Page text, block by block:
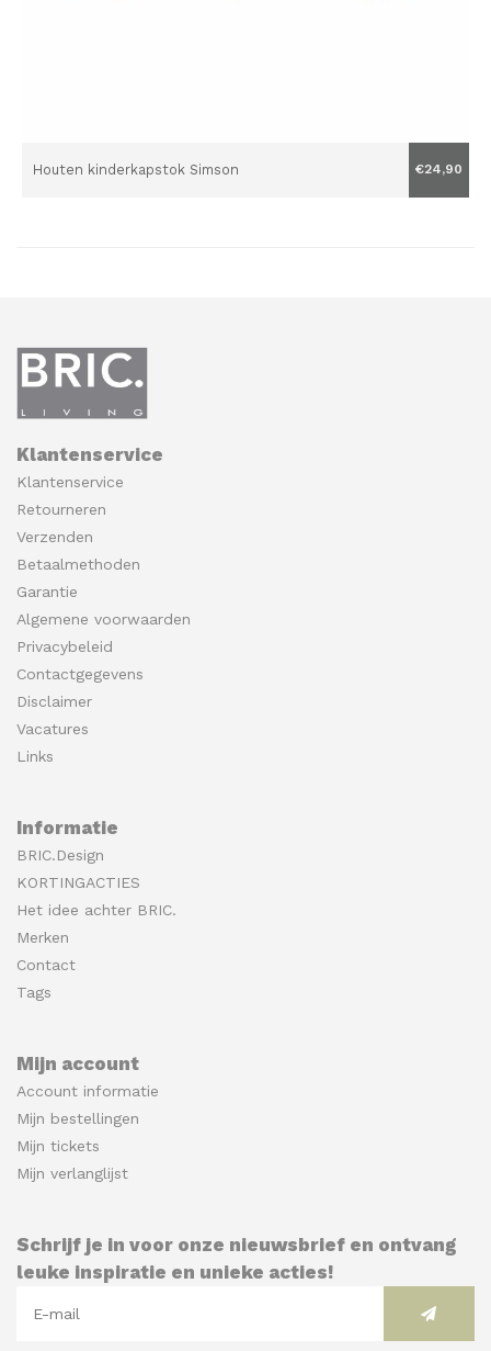
Houten kinderkapstok Simson €24,90
Klantenservice
Klantenservice
Retourneren
Verzenden
Betaalmethoden
Garantie
Algemene voorwaarden
Privacybeleid
Contactgegevens
Disclaimer
Vacatures
Links
Informatie
BRIC.Design
KORTINGACTIES
Het idee achter BRIC.
Merken
Contact
Tags
Mijn account
Account informatie
Mijn bestellingen
Mijn tickets
Mijn verlanglijst
Schrijf je in voor onze nieuwsbrief en ontvang
leuke inspiratie en unieke acties!